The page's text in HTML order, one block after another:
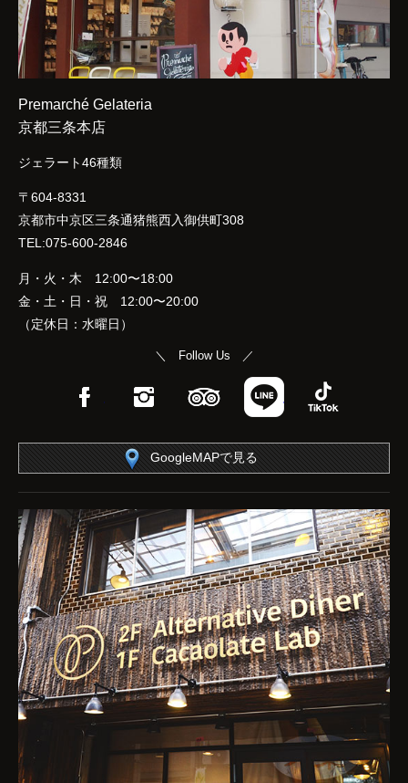
Premarché Gelateria
京都三条本店
ジェラート46種類
〒604-8331
京都市中京区三条通猪熊西入御供町308
TEL:075-600-2846
月・火・木 12:00〜18:00
金・土・日・祝 12:00〜20:00
（定休日：水曜日）
＼ Follow Us ／
FacebookInstagramTripAdvisor
LINE
GoogleMAPで見る